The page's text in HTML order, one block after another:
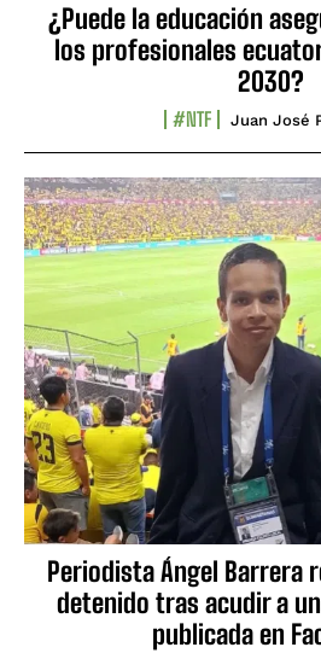
¿Puede la educación
los profesionales
2030?
#NTF Juan José
Periodista Ángel Barrera
detenido tras acudir a
publicada en